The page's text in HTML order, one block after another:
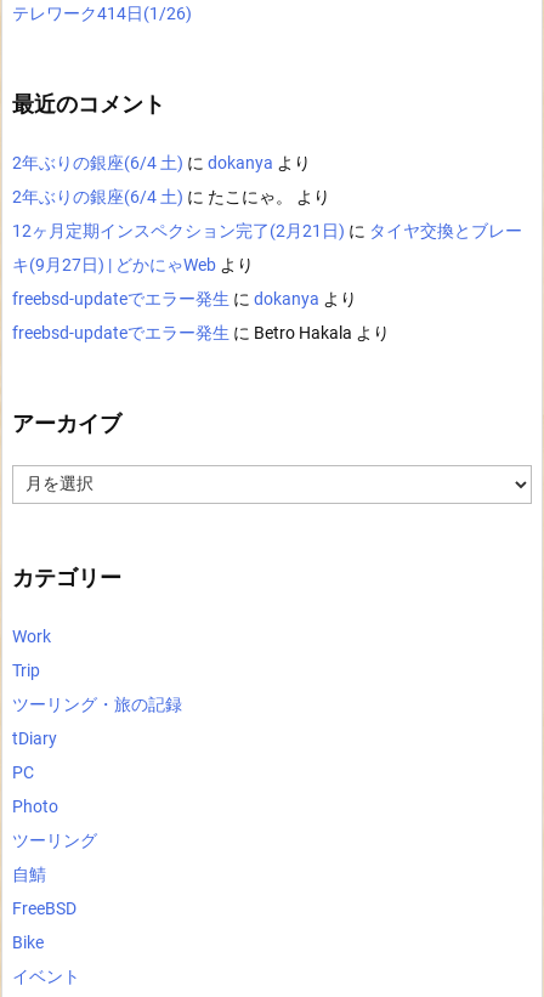
テレワーク414日(1/26)
最近のコメント
2年ぶりの銀座(6/4 土) に dokanya より
2年ぶりの銀座(6/4 土) に たこにゃ。
より
12ヶ月定期インスペクション完了(2月21日) に タイヤ交換とブレー
キ(9月27日) | どかにゃWeb より
freebsd-updateでエラー発生 に dokanya より
freebsd-updateでエラー発生 に Betro Hakala より
アーカイブ
ー
カテゴリー
Work
Trip
ツーリング・旅の記録
tDiary
PC
Photo
ツーリング
自鯖
FreeBSD
Bike
イベント